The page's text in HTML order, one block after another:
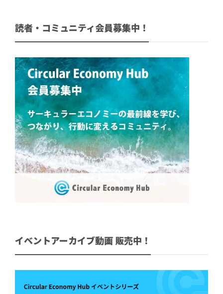
読者・コミュニティ会員募集中！
イベントアーカイブ動画 販売中！